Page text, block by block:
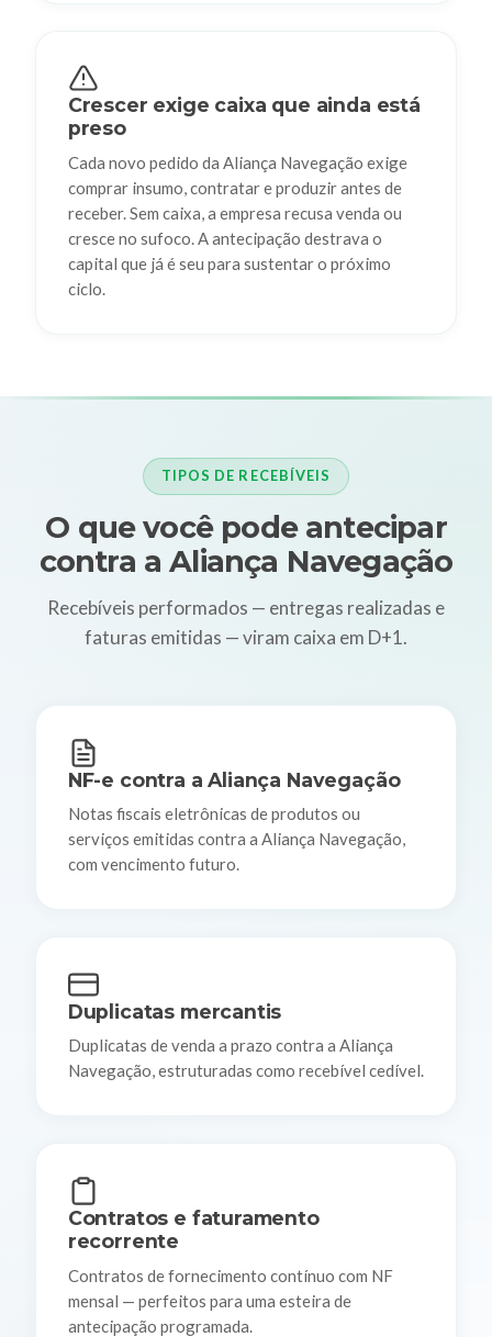
Crescer exige caixa que ainda está
preso
Cada novo pedido da Aliança Navegação exige
comprar insumo, contratar e produzir antes de
receber. Sem caixa, a empresa recusa venda ou
cresce no sufoco. A antecipação destrava o
capital que já é seu para sustentar o próximo
ciclo.
TIPOS DE RECEBÍVEIS
O que você pode antecipar
contra a Aliança Navegação
Recebíveis performados — entregas realizadas e
faturas emitidas — viram caixa em D+1.
NF-e contra a Aliança Navegação
Notas fiscais eletrônicas de produtos ou
serviços emitidas contra a Aliança Navegação,
com vencimento futuro.
Duplicatas mercantis
Duplicatas de venda a prazo contra a Aliança
Navegação, estruturadas como recebível cedível.
Contratos e faturamento
recorrente
Contratos de fornecimento contínuo com NF
mensal — perfeitos para uma esteira de
antecipação programada.